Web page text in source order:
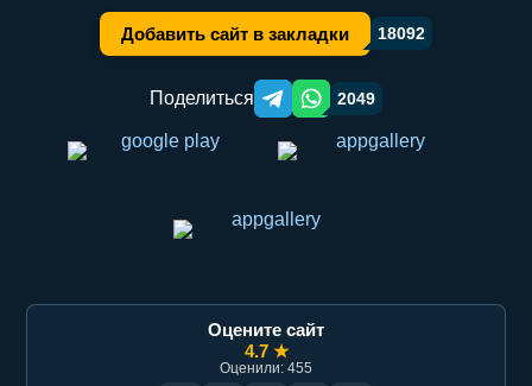
Добавить сайт в закладки 18092
Поделиться Telegram orqali ulashish
WhatsApp orqali ulashish
2049
Оцените сайт
4.7 ★
Оценили: 455